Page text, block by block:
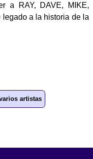
a RAY, DAVE, MIKE,
legado a la historia de la
artistas